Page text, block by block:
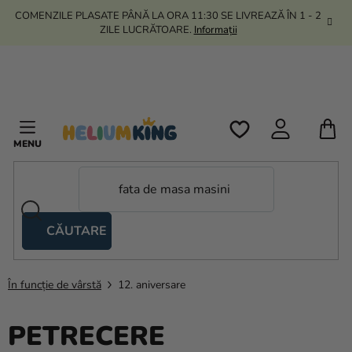
TreciCOMENZILE PLASATE PÂNĂ LA ORA 11:30 SE LIVREAZĂ ÎN 1 - 2
ZILE LUCRĂTOARE. Informații
CĂUTARE
tip
foarfecă
Heliu si
În funcție de vârstă 12. aniversare
PETRECERE